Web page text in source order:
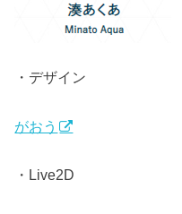
・デザイン
がおう
・Live2D